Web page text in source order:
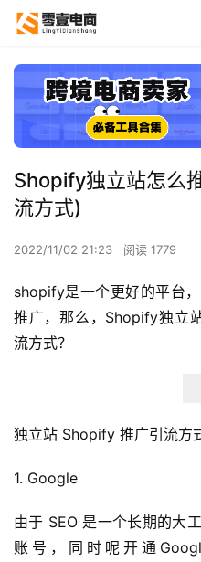
Shopify独立站怎么
流方式)
2022/11/02 21:23 阅读 1779
shopify是一个更好的平台
推广，那么，Shopify独立
流方式？
独立站 Shopify 推广引流方
1. Google
由于 SEO 是一个长期的大
账号，同时呢开通